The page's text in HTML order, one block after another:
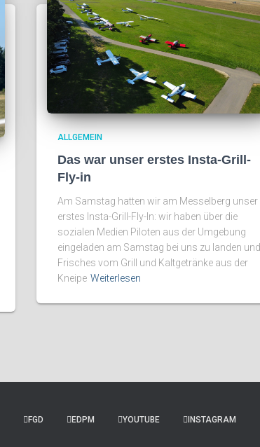
ALLGEMEIN
Das war unser erstes Insta-Grill-
Fly-in
Am Samstag hatten wir am Messelberg unser
erstes Insta-Grill-Fly-In: wir haben über die
sozialen Medien Piloten aus der Umgebung
eingeladen am Samstag bei uns zu landen und
Frisches vom Grill und Kaltgetränke aus der
Kneipe Weiterlesen
FGD EDPM YOUTUBE INSTAGRAM